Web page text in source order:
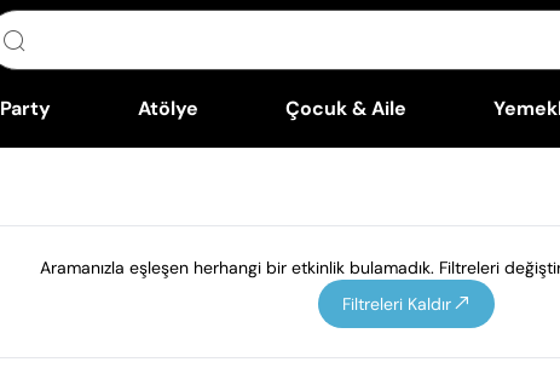
Party Atölye Çocuk & Aile
Aramanızla eşleşen herhangi bir etkinlik bulamadık. Filtreleri
Filtreleri Kaldır